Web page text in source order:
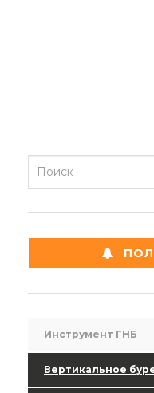
Инструмент ГНБ
Вертикальное